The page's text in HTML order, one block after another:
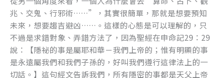
兆、交鬼、行邪術……”，其實很簡單，那就是想要預知
未來，想要趨吉避凶……。這樣的心態是可以理解的，只
不過是求錯對象、弄錯方法了，因為聖經在申命記29：29
說：【隱祕的事是屬耶和華－我們上帝的；惟有明顯的事
是永遠屬我們和我們子孫的，好叫我們遵行這律法上的一
切話。】這句經文告訴我們，所有隱密的事都是天父上帝